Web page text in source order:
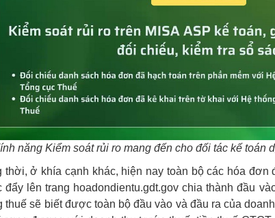
năng Kiểm soát rủi ro mang đến cho đối tác kế toán
thời, ở khía cạnh khác, hiện nay toàn bộ các hóa đơn
đẩy lên trang hoadondientu.gdt.gov chia thành đầu
thuế sẽ biết được toàn bộ đầu vào và đầu ra của